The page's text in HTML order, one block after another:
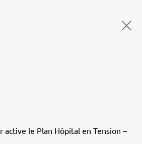
active le Plan Hôpital en Tension –